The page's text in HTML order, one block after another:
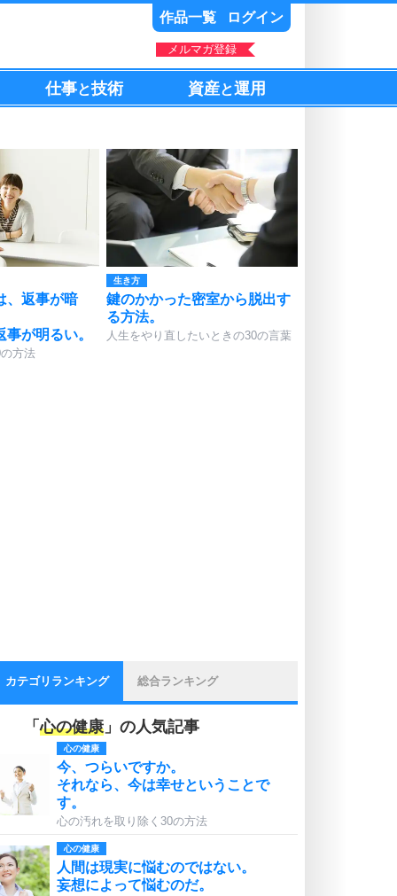
作品一覧 ログイン
メルマガ登録
仕事と技術 資産と運用
、返事が暗
が明るい。
方法
生き方
鍵のかかった密室から脱出す
る方法。
人生をやり直したいときの30の言葉
カテゴリランキング 総合ランキング
「心の健康」の人気記事
心の健康
今、つらいですか。
それなら、今は幸せということで
す。
心の汚れを取り除く30の方法
心の健康
人間は現実に悩むのではない。
妄想によって悩むのだ。